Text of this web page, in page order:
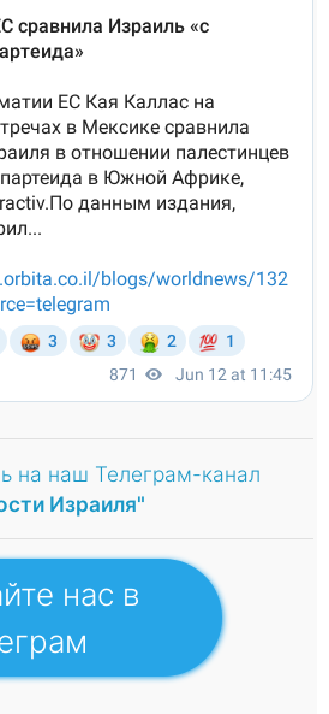
на наш Телеграм-канал
Израиля"
нас в